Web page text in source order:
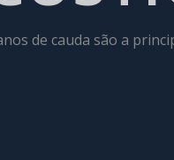
de cauda são a